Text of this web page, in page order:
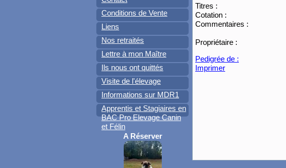
Conditions de Vente
Liens
Nos retraités
Lettre à mon Maître
Ils nous ont quittés
Visite de l'élevage
Informations sur MDR1
Apprentis et Stagiaires en
BAC Pro Elevage Canin
et Félin
A Réserver
Titres :
Cotation :
Commentaires :
Propriétaire :
Pedigrée de :
Imprimer